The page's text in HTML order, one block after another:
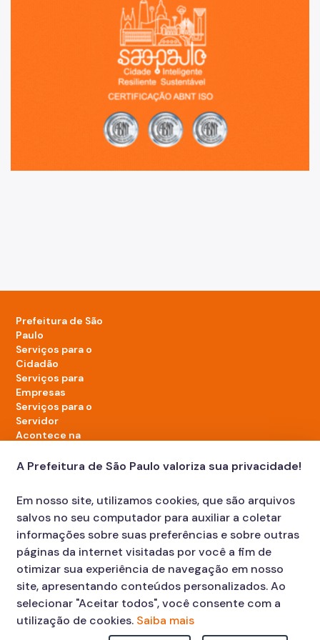
Prefeitura de São
Paulo
Serviços para o
Cidadão
Serviços para
Empresas
Serviços para o
Servidor
Acontece na
LinkedIn da Prefeitura de São Paulo
TikTok da Prefeitura de São Paulo
YouTube da Prefeitura de São Paulo
X da Prefeitura de São Paulo
Instagram da Prefeitura de São Paulo
Facebook da Prefeitura de São Paulo
Diário Oficial
Atendimento: Faça sua Solicitação
A Prefeitura de São Paulo valoriza sua privacidade!
Em nosso site, utilizamos cookies, que são arquivos
salvos no seu computador para auxiliar a coletar
informações sobre suas preferências e sobre outras
páginas da internet visitadas por você a fim de
otimizar sua experiência de navegação em nosso
site, apresentando conteúdos personalizados. Ao
selecionar "Aceitar todos", você consente com a
utilização de cookies. Saiba mais